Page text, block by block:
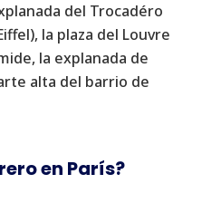
del Trocadéro
la plaza del Louvre
la explanada de
alta del barrio de
en París?